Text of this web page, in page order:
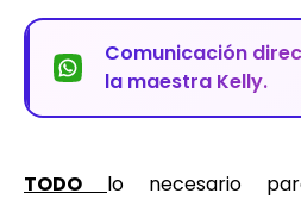
Comunicación
la maestra Kelly.
TODO lo necesario